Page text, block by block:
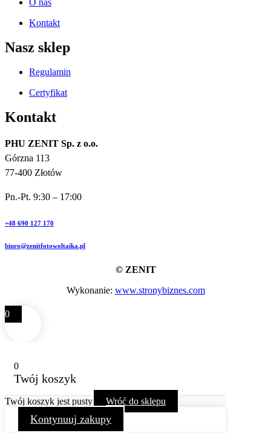
O nas
Kontakt
Nasz sklep
Regulamin
Certyfikat
Kontakt
PHU ZENIT Sp. z o.o.
Górzna 113
77-400 Złotów
Pn.-Pt. 9:30 – 17:00
+48 690 127 170
biuro@zenitfotowoltaika.pl
© ZENIT
Wykonanie: www.stronybiznes.com
0
0
Twój koszyk
Twój koszyk jest pusty Wróć do sklepu
Kontynuuj zakupy